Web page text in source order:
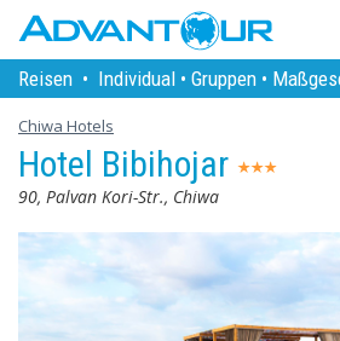
Reisen • Individual • Gruppen •
Chiwa Hotels
Hotel Bibihojar
90, Palvan Kori-Str., Chiwa